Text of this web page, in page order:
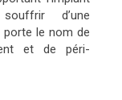
d’une
porte le nom de
et de péri-